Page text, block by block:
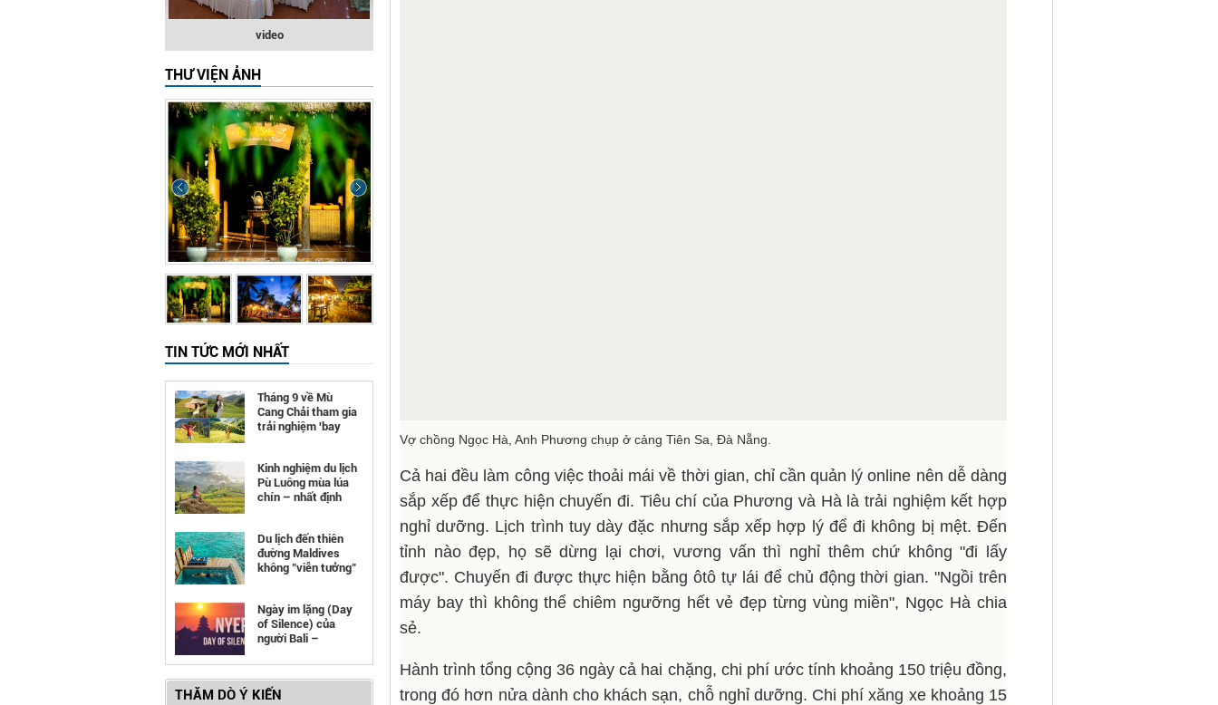
video
THƯ VIỆN ẢNH
TIN TỨC MỚI NHẤT
Tháng 9 về Mù
Cang Chải tham gia
trải nghiệm 'bay
Kinh nghiệm du lịch
Pù Luông mùa lúa
chín – nhất định
Du lịch đến thiên
đường Maldives
không "viễn tưởng"
Ngày im lặng (Day
of Silence) của
người Bali –
THĂM DÒ Ý KIẾN
Vợ chồng Ngọc Hà, Anh Phương chụp ở cảng Tiên Sa, Đà Nẵng.
Cả hai đều làm công việc thoải mái về thời gian, chỉ cần quản lý online nên dễ dàng
sắp xếp để thực hiện chuyến đi. Tiêu chí của Phương và Hà là trải nghiệm kết hợp
nghỉ dưỡng. Lịch trình tuy dày đặc nhưng sắp xếp hợp lý để đi không bị mệt. Đến
tỉnh nào đẹp, họ sẽ dừng lại chơi, vương vấn thì nghỉ thêm chứ không "đi lấy
được". Chuyến đi được thực hiện bằng ôtô tự lái để chủ động thời gian. "Ngồi trên
máy bay thì không thể chiêm ngưỡng hết vẻ đẹp từng vùng miền", Ngọc Hà chia
sẻ.
Hành trình tổng cộng 36 ngày cả hai chặng, chi phí ước tính khoảng 150 triệu đồng,
trong đó hơn nửa dành cho khách sạn, chỗ nghỉ dưỡng. Chi phí xăng xe khoảng 15